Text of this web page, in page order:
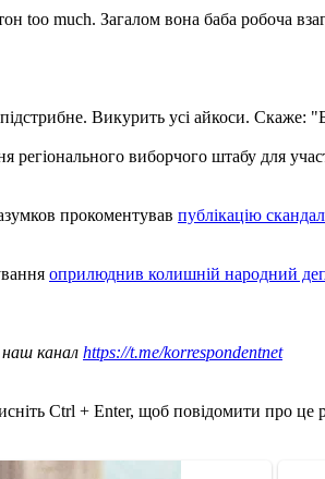
too much. Загалом вона баба робоча
Викурить усі айкоси. Скаже:
регіонального виборчого штабу для
прокоментував публікацію
оприлюднив колишній народний
канал https://t.me/korrespondentnet
Ctrl + Enter, щоб повідомити про це